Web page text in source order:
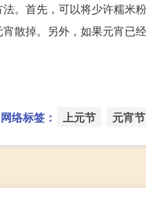
。首先，可以将少许糯米
散掉。另外，如果元宵已
网络标签： 上元节 元宵节